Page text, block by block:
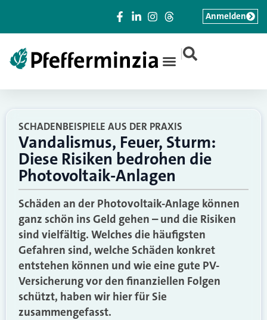
|
Anmelden
SCHADENBEISPIELE AUS DER PRAXIS
Vandalismus, Feuer, Sturm:
Diese Risiken bedrohen die
Photovoltaik-Anlagen
Schäden an der Photovoltaik-Anlage können
ganz schön ins Geld gehen – und die Risiken
sind vielfältig. Welches die häufigsten
Gefahren sind, welche Schäden konkret
entstehen können und wie eine gute PV-
Versicherung vor den finanziellen Folgen
schützt, haben wir hier für Sie
zusammengefasst.